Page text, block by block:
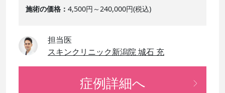
施術の価格
4,500円～240,000円(税込)
担当医
スキンクリニック新潟院 城石 充
症例詳細へ